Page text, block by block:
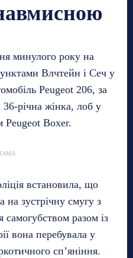
минулого року на
Влчтейн і Сеч у
Peugeot 206, за
річна жінка, лоб у
Peugeot Boxer.
встановила, що
на зустрічну смугу з
разом із
вона перебувала у
сп’яніння.